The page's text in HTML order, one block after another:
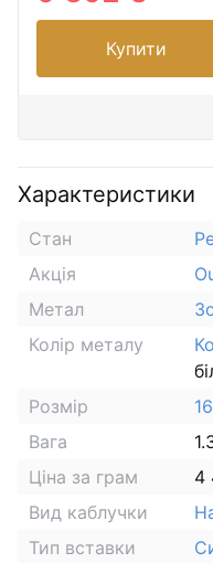
Купити
Характеристики
Стан
Акція
Метал
Колір металу
Розмір
16
Вага
Ціна за грам
4
Вид каблучки
Тип вставки